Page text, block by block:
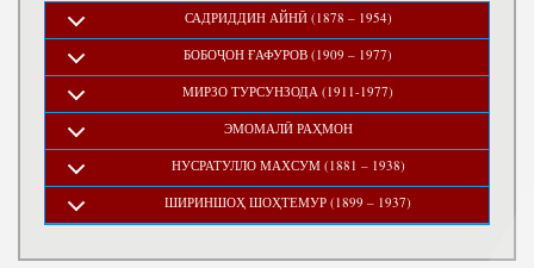
САДРИДДИН АЙНӢ (1878 – 1954)
БОБОҶОН ҒАФУРОВ (1909 – 1977)
МИРЗО ТУРСУНЗОДА (1911-1977)
ЭМОМАЛӢ РАҲМОН
НУСРАТУЛЛО МАХСУМ (1881 – 1938)
ШИРИНШОҲ ШОҲТЕМУР (1899 – 1937)